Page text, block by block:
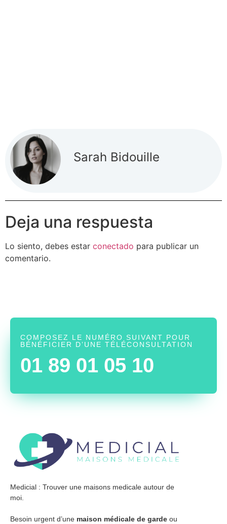
Sarah Bidouille
Deja una respuesta
Lo siento, debes estar conectado para publicar un
comentario.
COMPOSEZ LE NUMÉRO SUIVANT POUR
BÉNÉFICIER D’UNE TÉLÉCONSULTATION
01 89 01 05 10
Medicial : Trouver une maisons medicale autour de
moi.
Besoin urgent d’une maison médicale de garde ou